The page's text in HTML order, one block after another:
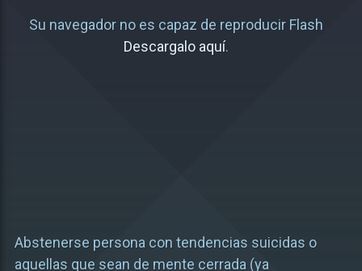
Su navegador no es capaz de reproducir Flash
Descargalo aquí.
Abstenerse persona con tendencias suicidas o
aquellas que sean de mente cerrada (ya